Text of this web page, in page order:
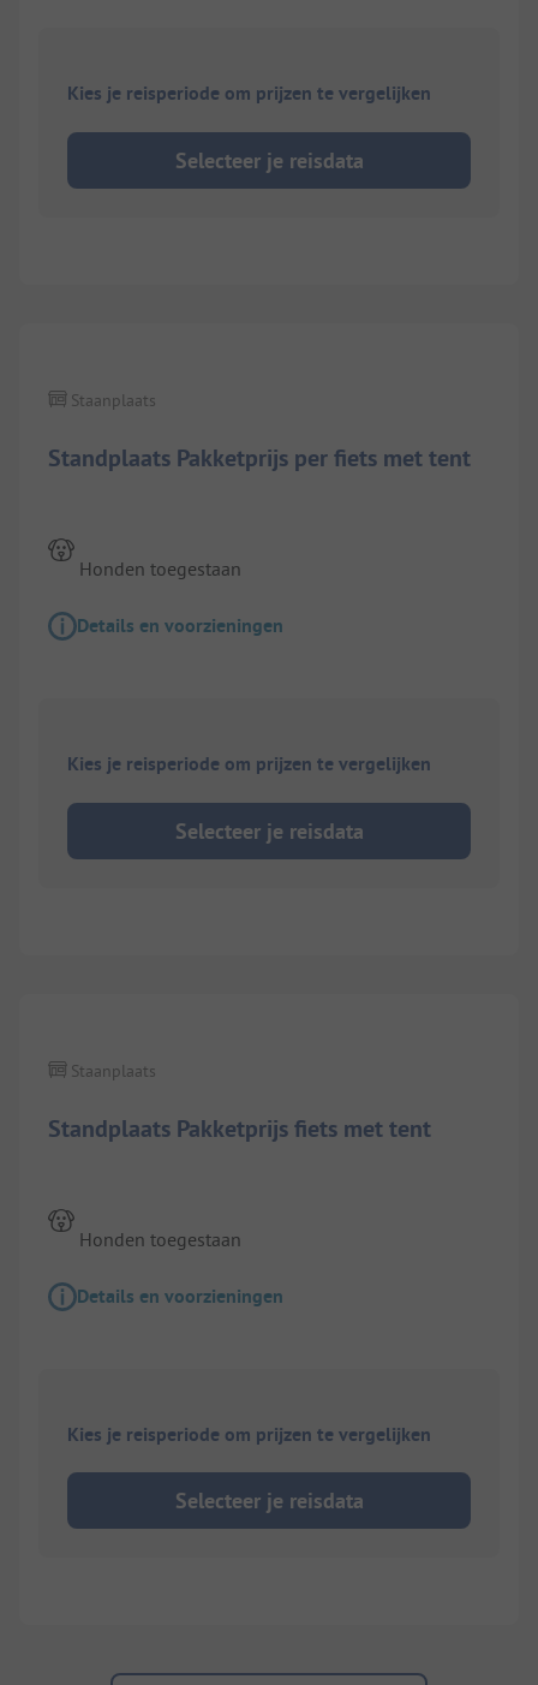
Kies je reisperiode om prijzen te vergelijken
Selecteer je reisdata
Standplaats Pakketprijs per fiets met tent
Staanplaats
Honden toegestaan
Details en voorzieningen
Kies je reisperiode om prijzen te vergelijken
Selecteer je reisdata
Standplaats Pakketprijs fiets met tent
Staanplaats
Honden toegestaan
Details en voorzieningen
Kies je reisperiode om prijzen te vergelijken
Selecteer je reisdata